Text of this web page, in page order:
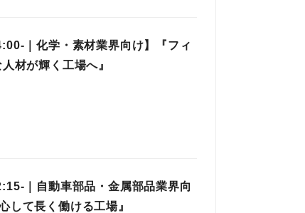
｜化学・素材業界向け】『フィ
材が輝く工場へ』
｜自動車部品・金属部品業界向
して長く働ける工場』